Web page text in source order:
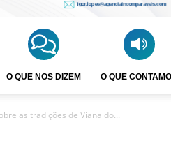
O QUE NOS DIZEM O QUE
as tradições de Viana do...